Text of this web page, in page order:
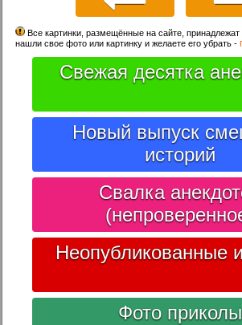
Все картинки, размещённые на сайте,
нашли свое фото или картинку и желаете его убрать -
Свежая десятка
Новый выпуск
историй
Свалка
Неопубликованные
Фото приколы